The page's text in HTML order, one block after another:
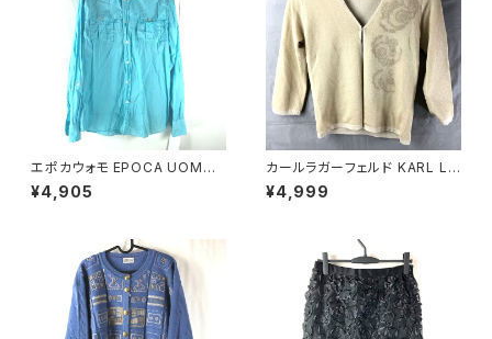
エポカウォモ EPOCA UOMO
シャツ 長袖 綿100％ 水色 48
サイズ 921476
¥4,905
カールラガーフェルド KARL LA
GERFELD カーディガン 花 ラメ
一つボタン ベージュ ゴールド 9
¥4,999